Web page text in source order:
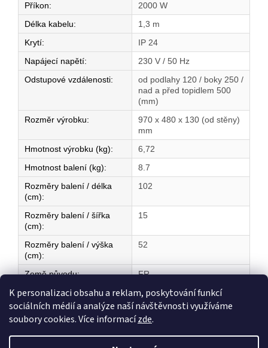
K personalizaci obsahu a reklam, poskytování funkcí
sociálních médií a analýze naší návštěvnosti využíváme
soubory cookies. Více informacízde.
Příkon:
2000 W
Délka kabelu:
1,3 m
Krytí:
IP 24
Napájecí napětí:
230 V / 50 Hz
Odstupové vzdálenosti:
od podlahy 120 / boky 250 /
nad a před topidlem 500
(mm)
Rozměr výrobku:
970 x 480 x 130 (od stěny)
mm
Hmotnost výrobku (kg):
6,72
Hmotnost balení (kg):
8.7
Rozměry balení / délka
(cm):
102
Rozměry balení / šířka
(cm):
15
Rozměry balení / výška
(cm):
52
Země původu: FR